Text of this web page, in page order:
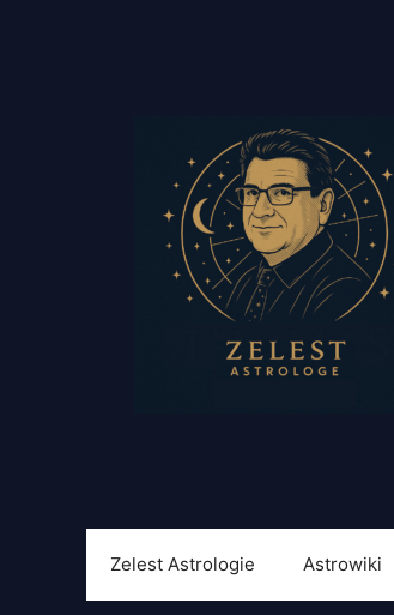
Zelest Astrologie Astrowiki